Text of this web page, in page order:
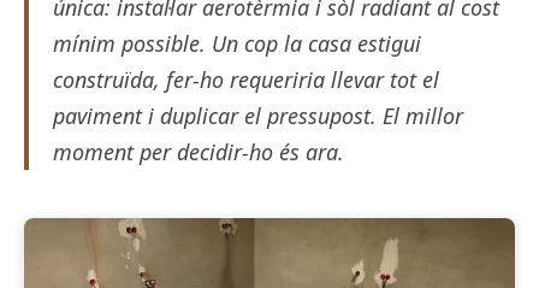
única: instal·lar aerotèrmia i sòl radiant al cost
mínim possible. Un cop la casa estigui
construïda, fer-ho requeriria llevar tot el
paviment i duplicar el pressupost. El millor
moment per decidir-ho és ara.